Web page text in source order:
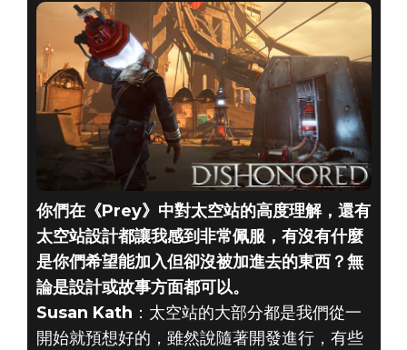
你們在《Prey》中對太空站的高度理解，還有
太空站設計都讓我感到非常佩服，有沒有什麼
是你們希望能加入但卻沒被加進去的東西？無
論是設計或故事方面都可以。
Susan Kath ：太空站的大部分都是我們從一
開始就預想好的，雖然說隨著開發進行，有些